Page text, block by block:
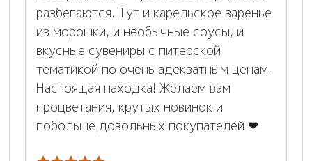
разбегаются. Тут и карельское варенье
из морошки, и необычные соусы, и
вкусные сувениры с питерской
тематикой по очень адекватным ценам.
Настоящая находка! Желаем вам
процветания, крутых новинок и
побольше довольных покупателей ❤